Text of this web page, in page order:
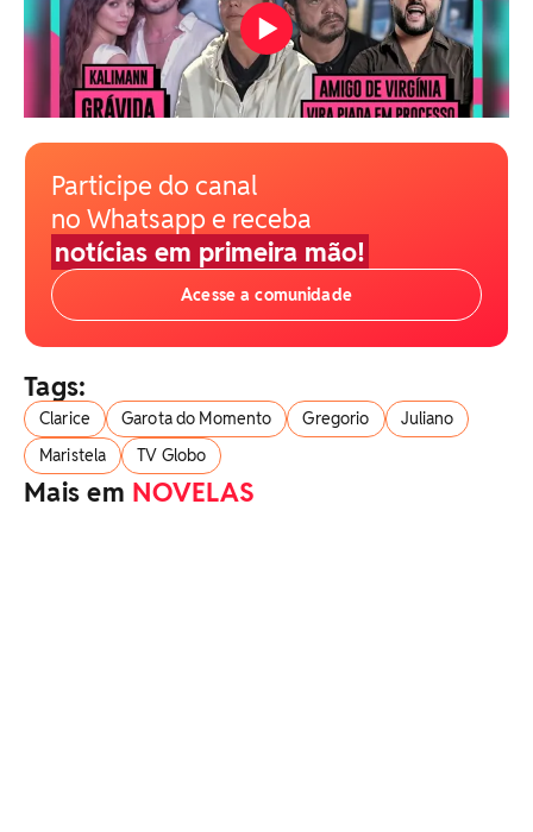
Participe do canal
no Whatsapp e receba
notícias em primeira mão!
Acesse a comunidade
Tags:
Clarice Garota do Momento Gregorio
Juliano
Maristela
TV Globo
Mais em NOVELAS